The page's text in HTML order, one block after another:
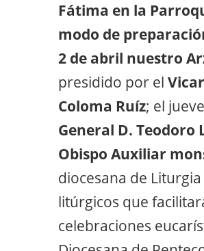
Fátima en la
modo de
2 de abril nuestro
presidido por el
Coloma Ruíz; el
General D. Teodoro
Obispo Auxiliar
diocesana de
litúrgicos que
celebraciones